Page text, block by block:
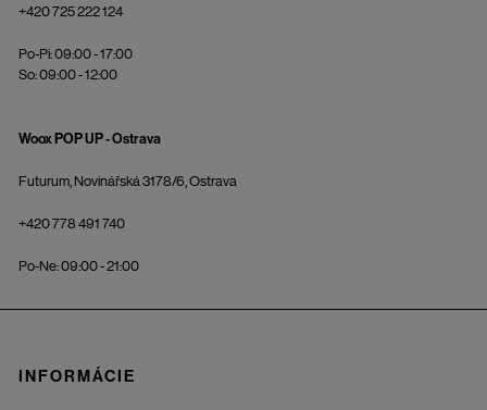
+420 725 222 124
Po-Pi: 09:00 - 17:00
So: 09:00 - 12:00
Woox POP UP - Ostrava
Futurum, Novinářská 3178/6, Ostrava
+420 778 491 740
Po-Ne: 09:00 - 21:00
INFORMÁCIE